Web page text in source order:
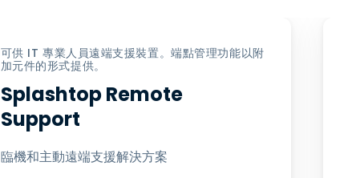
可供 IT 專業人員遠端支援裝置。端點管理功能以附
加元件的形式提供。
Splashtop Remote
Support
臨機和主動遠端支援解決方案